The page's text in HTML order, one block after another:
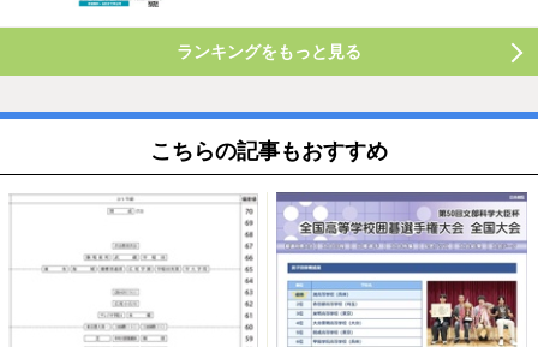
ランキングをもっと見る
こちらの記事もおすすめ